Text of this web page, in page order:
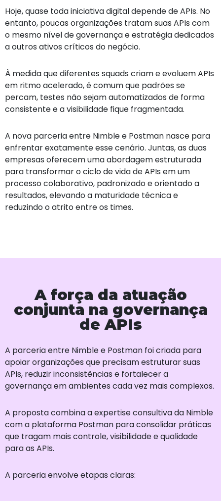
Hoje, quase toda iniciativa digital depende de APIs. No
entanto, poucas organizações tratam suas APIs com
o mesmo nível de governança e estratégia dedicados
a outros ativos críticos do negócio.
À medida que diferentes squads criam e evoluem APIs
em ritmo acelerado, é comum que padrões se
percam, testes não sejam automatizados de forma
consistente e a visibilidade fique fragmentada.
A nova parceria entre Nimble e Postman nasce para
enfrentar exatamente esse cenário. Juntas, as duas
empresas oferecem uma abordagem estruturada
para transformar o ciclo de vida de APIs em um
processo colaborativo, padronizado e orientado a
resultados, elevando a maturidade técnica e
reduzindo o atrito entre os times.
A força da atuação
conjunta na governança
de APIs
A parceria entre Nimble e Postman foi criada para
apoiar organizações que precisam estruturar suas
APIs, reduzir inconsistências e fortalecer a
governança em ambientes cada vez mais complexos.
A proposta combina a expertise consultiva da Nimble
com a plataforma Postman para consolidar práticas
que tragam mais controle, visibilidade e qualidade
para as APIs.
A parceria envolve etapas claras: